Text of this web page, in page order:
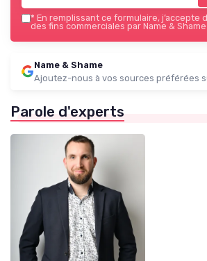
* En remplissant ce formulaire, j’accepte
des fins commerciales par Name &
Name & Shame
Ajoutez-nous à vos sources préférées
Parole d'experts